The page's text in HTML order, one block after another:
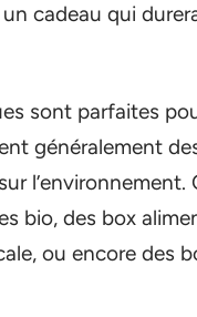
cadeau qui
sont parfaites
généralement
bio, des box
ou encore des